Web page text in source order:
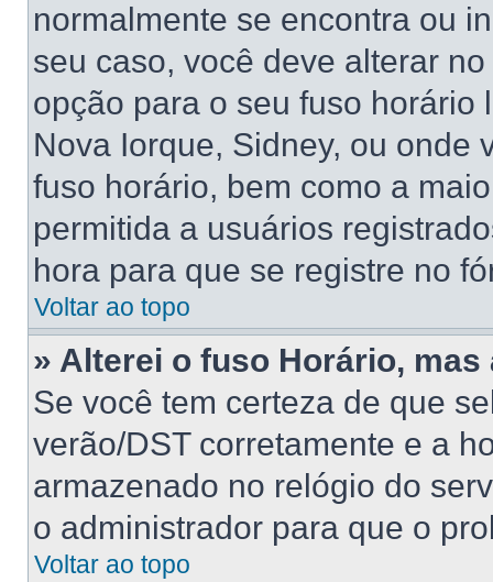
normalmente se encontra ou
seu caso, você deve alterar
opção para o seu fuso horário
Nova Iorque, Sidney, ou onde
fuso horário, bem como a
permitida a usuários
hora para que se registre no
Voltar ao topo
» Alterei o fuso Horário,
Se você tem certeza de que
verão/DST corretamente e a
armazenado no relógio do
o administrador para que o
Voltar ao topo